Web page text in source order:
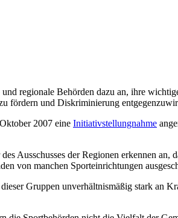
regionale Behörden dazu an, ihre
fördern und Diskriminierung
2007 eine Initiativstellungnahme
Ausschusses der Regionen erkennen
von manchen Sporteinrichtungen
Gruppen unverhältnismäßig stark an